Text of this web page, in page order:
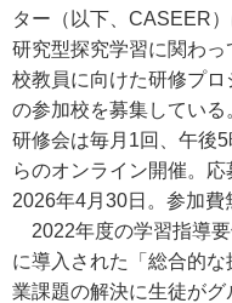
ター（以下、CASEER）
研究型探究学習に関わっ
校教員に向けた研修プロ
の参加校を募集している
研修会は毎月1回、午後
らのオンライン開催。応
2026年4月30日。参加費
2022年度の学習指導
に導入された「総合的
業課題の解決に生徒が